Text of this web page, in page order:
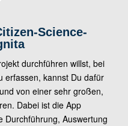
Science-
durchführen willst, bei
erfassen, kannst Du dafür
von einer sehr großen,
Dabei ist die App
Durchführung, Auswertung